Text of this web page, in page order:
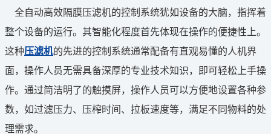
全自动高效隔膜压滤机的控制系统犹如设备的大脑，指挥着
整个设备的运行。其智能化程度首先体现在操作的便捷性上。
这种压滤机的先进的控制系统通常配备有直观易懂的人机界
面，操作人员无需具备深厚的专业技术知识，即可轻松上手操
作。通过简洁明了的触摸屏，操作人员可以方便地设置各种参
数，如过滤压力、压榨时间、拉板速度等，满足不同物料的处
理需求。